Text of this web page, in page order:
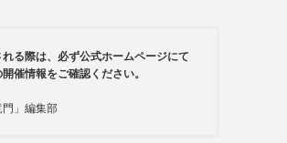
れる際は、必ず公式ホームページにて
催情報をご確認ください。
門」編集部